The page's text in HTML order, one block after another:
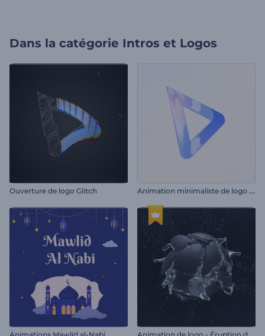
Dans la catégorie Intros et Logos
Ouverture de logo Glitch A
nimation minimaliste de logo d'entreprise